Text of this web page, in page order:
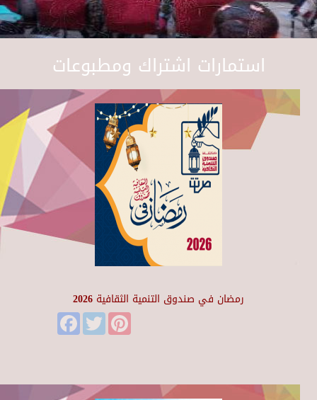
استمارات اشتراك ومطبوعات
رمضان في صندوق التنمية الثقافية 2026
FacebookTwitter